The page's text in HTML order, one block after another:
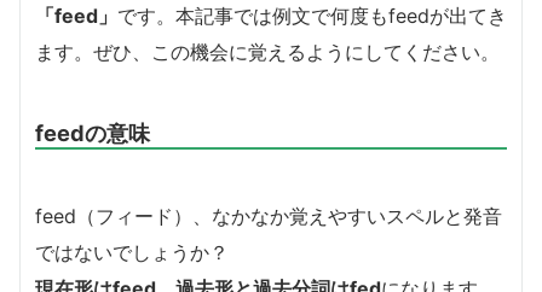
「feed」 です。本記事では例文で何度もfeedが出てき
ます。ぜひ、この機会に覚えるようにしてください。
feedの意味
feed（フィード）、なかなか覚えやすいスペルと発音
ではないでしょうか？